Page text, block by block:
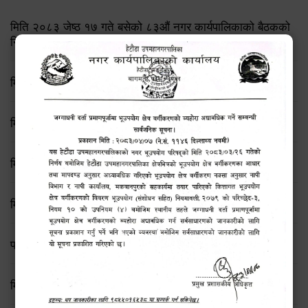
मिति २०८३ जेष्ठ १७ गते बसेको ८३औं नगर कार्यपालिकाको बैठकको
निर्णय
मिति २०८२/८/२१ गते बसेको ७६ औँ कार्यपालिका बैठकका निर्णयहरु
मिति २०८२/८/११ गते बसेको ७५ औँ कार्यपालिका बैठकका निर्णयहरु
मिति २०८२/७/१९ गते बसेको ७४ औँ कार्यपालिका बैठकका निर्णयहरु
मिति २०८२।०६।२३ गते बसेको कार्यपालिका बैठकका निर्णयहरु
प्रेस विज्ञप्ति
मिति २०८२।०२।१३ गते बसेको कार्यपालिका बैठकका निर्णयहरु